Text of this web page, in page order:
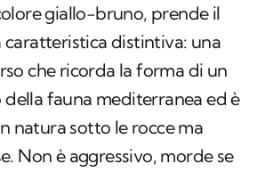
giallo-bruno, prende il
caratteristica distintiva: una
che ricorda la forma di un
della fauna mediterranea ed è
natura sotto le rocce ma
Non è aggressivo, morde se